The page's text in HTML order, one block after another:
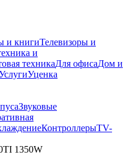
и книгиТелевизоры и
и
техникаДля офисаДом и
Уценка
Звуковые
КонтроллерыTV-
1350W